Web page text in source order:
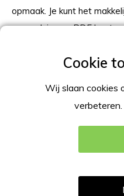
opmaak. Je kunt het
opmaak in een PDF
verlicht. Of je bestelt
en afdrukken. Bij Maak
kiezen, frame zonder
Template voor print A1
Template voor print
Wij slaan cookies